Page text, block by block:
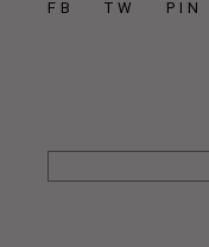
FB TW PIN